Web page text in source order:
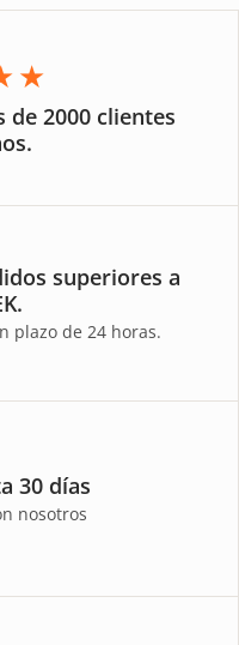
de 2000 clientes
superiores a
plazo de 24 horas.
30 días
nosotros